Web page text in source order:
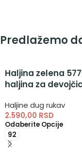
Predlažemo
Haljina zelena
haljina za
Haljine dug rukav
2.590,00 RSD
Odaberite Opcije
92